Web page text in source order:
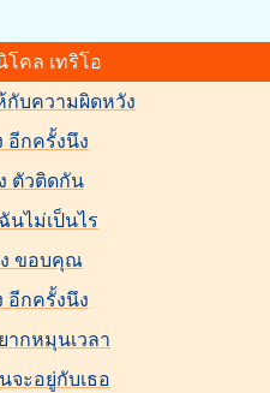
โคล เทริโอ
กับความผิดหวัง
อีกครั้งนึง
ตัวติดกัน
นไม่เป็นไร
ง ขอบคุณ
อีกครั้งนึง
ากหมุนเวลา
จะอยู่กับเธอ